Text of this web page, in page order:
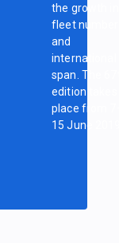
the growth in
fleet
and
international
span. The
edition takes
place from
15 June